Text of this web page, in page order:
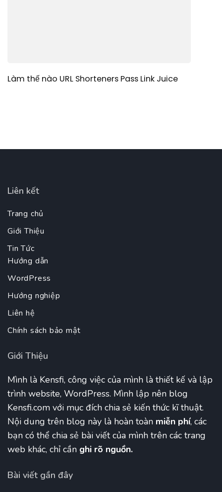
Làm thế nào URL Shorteners Pass Link Juice
Liên kết
Trang chủ
Giới Thiệu
Tin Tức
Hướng dẫn
WordPress
Hướng nghiệp
Liên hệ
Chính sách bảo mật
Giới Thiệu
Mình là Kensfi, công việc của mình là thiết kế và lập
trình website, WordPress. Mình lập nên blog
Kensfi.com với mục đích chia sẻ kiến thức kĩ thuật.
Nội dung trên blog này là hoàn toàn miễn phí, các
bạn có thể chia sẻ bài viết của mình trên các trang
web khác, chỉ cần ghi rõ nguồn.
Bài viết gần đây